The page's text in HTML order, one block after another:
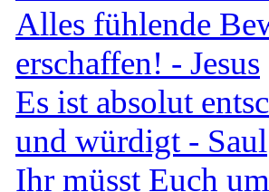
Alles fühlende
erschaffen! - Jesus
Es ist absolut
und würdigt - Saul
Ihr müsst Euch